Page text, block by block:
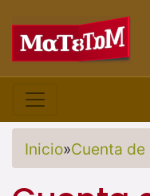
Inicio»Cuenta de